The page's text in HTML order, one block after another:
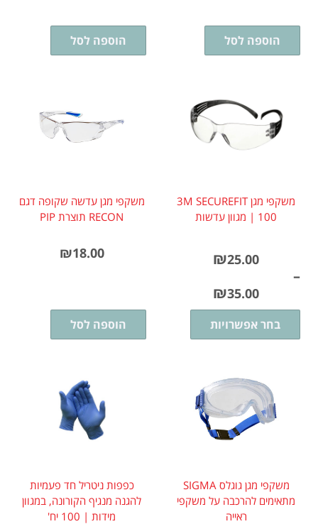
הוספה לסל הוספה לסל
משקפי מגן 3M SECUREFIT
100 | מגוון עדשות
₪25.00
–
₪35.00
בחר אפשרויות
משקפי מגן עדשה שקופה דגם
RECON תוצרת PIP
₪18.00
הוספה לסל
משקפי מגן גוגלס SIGMA
מתאימים להרכבה על משקפי
ראייה
כפפות ניטריל חד פעמיות
להגנה מנגיף הקורונה, במגוון
מידות | 100 יח'